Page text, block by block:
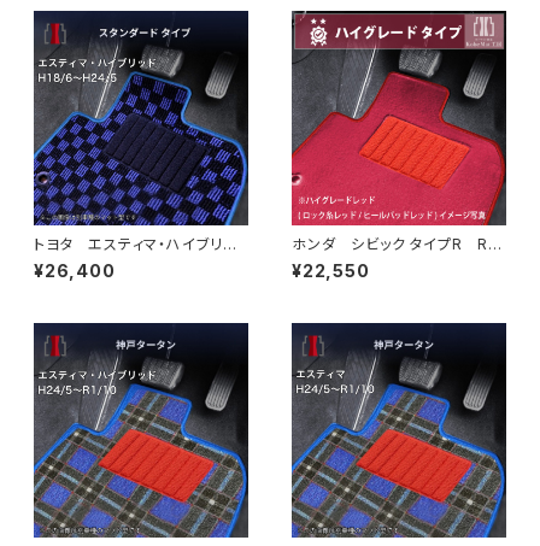
NE jg6
トヨタ エスティマ・ハイブリッ
ド H18/6〜H24/5（前期） 2
0系 フロアマット一式 カーマ
¥26,400
ホンダ シビック タイプR R4/
9〜 FL5 ラゲッジマット付
フロアマット一式 トランクマッ
¥22,550